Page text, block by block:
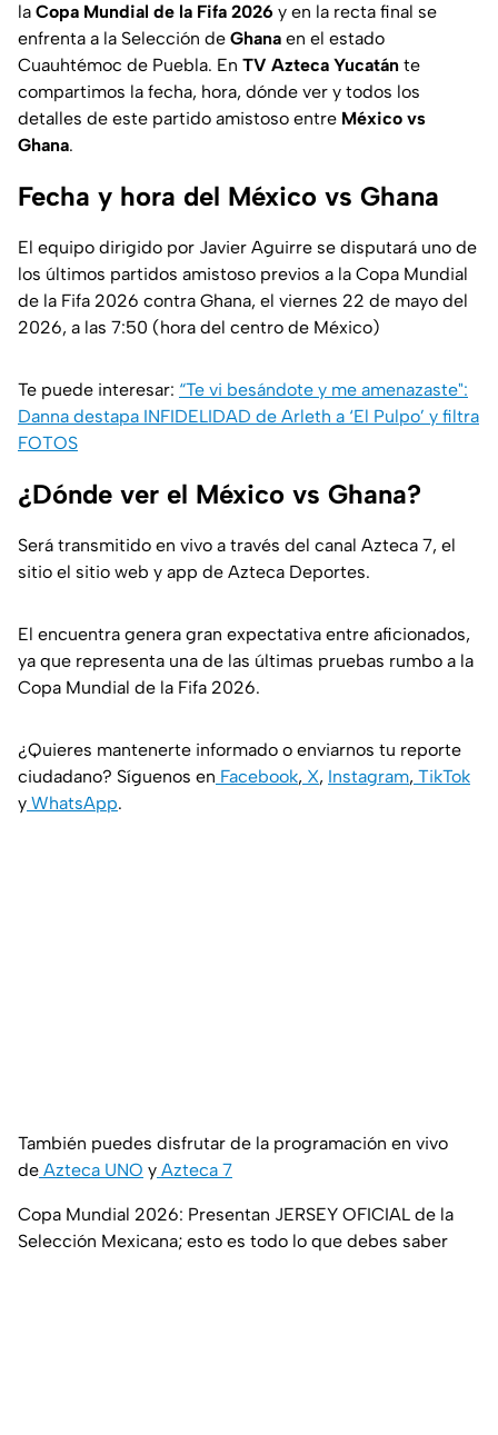
la Copa Mundial de la Fifa 2026 y en la recta final se
enfrenta a la Selección de Ghana en el estado
Cuauhtémoc de Puebla. En TV Azteca Yucatán te
compartimos la fecha, hora, dónde ver y todos los
detalles de este partido amistoso entre México vs
Ghana.
Fecha y hora del México vs Ghana
El equipo dirigido por Javier Aguirre se disputará uno de
los últimos partidos amistoso previos a la Copa Mundial
de la Fifa 2026 contra Ghana, el viernes 22 de mayo del
2026, a las 7:50 (hora del centro de México)
Te puede interesar: “Te vi besándote y me amenazaste":
Danna destapa INFIDELIDAD de Arleth a ‘El Pulpo’ y filtra
FOTOS
¿Dónde ver el México vs Ghana?
Será transmitido en vivo a través del canal Azteca 7, el
sitio el sitio web y app de Azteca Deportes.
El encuentra genera gran expectativa entre aficionados,
ya que representa una de las últimas pruebas rumbo a la
Copa Mundial de la Fifa 2026.
¿Quieres mantenerte informado o enviarnos tu reporte
ciudadano? Síguenos en Facebook, X, Instagram, TikTok
y WhatsApp.
También puedes disfrutar de la programación en vivo
de Azteca UNO y Azteca 7
Copa Mundial 2026: Presentan JERSEY OFICIAL de la
Selección Mexicana; esto es todo lo que debes saber